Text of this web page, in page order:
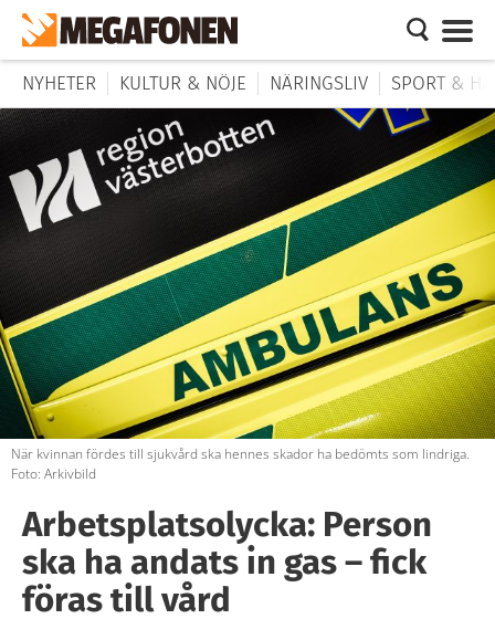
NYHETER KULTUR & NÖJE NÄRINGSLIV SPORT &
När kvinnan fördes till sjukvård ska hennes skador ha bedömts som lindriga.
Foto: Arkivbild
Arbetsplatsolycka: Person
ska ha andats in gas – fick
föras till vård